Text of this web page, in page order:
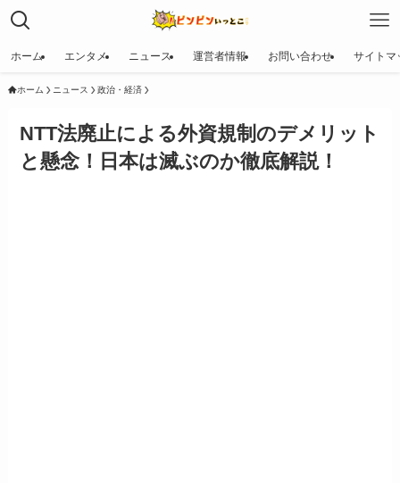
ホーム エンタメ ニュース 運営者情報 お問い合わせ サイトマ
ホーム ニュース 政治・経済
NTT法廃止による外資規制のデメリット
と懸念！日本は滅ぶのか徹底解説！